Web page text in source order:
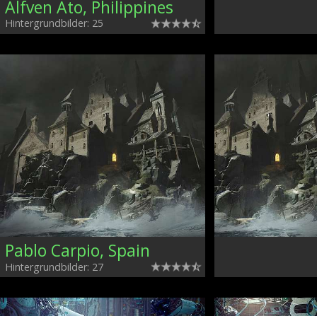
Alfven Ato, Philippines
Hintergrundbilder: 25
Pablo Carpio, Spain
Hintergrundbilder: 27